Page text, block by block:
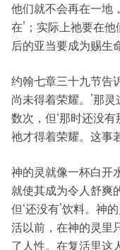
他们就不会再在一地
在’；实际上祂要在他
后的亚当要成为赐生
约翰七章三十九节告
尚未得着荣耀。’那
数次，但‘那时还没有
祂才得着荣耀。这事
神的灵就像一杯白开
就使其成为令人舒爽
但‘还没有’饮料。神
活以前，在神的灵里
了人性。在复活里这